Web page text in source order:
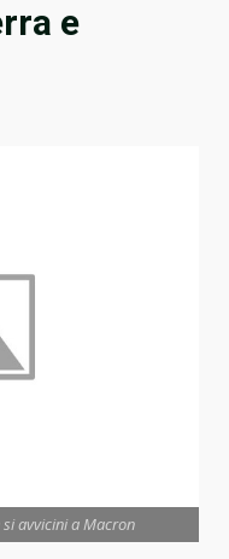
e
avvicini a Macron